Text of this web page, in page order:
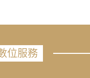
位服務